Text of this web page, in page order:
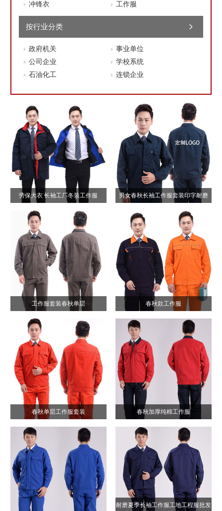
冲锋衣
工作服
按行业分类
政府机关
事业单位
公司企业
学校系统
石油化工
连锁企业
劳保大衣 长袖工厂冬装工作服 男女春秋长袖工作服套装印字耐磨
工作服套装春秋单层 春秋款工作服
春秋单层工作服套装 春秋加厚纯棉工作服
耐磨夏季长袖工作服工地工程服批发